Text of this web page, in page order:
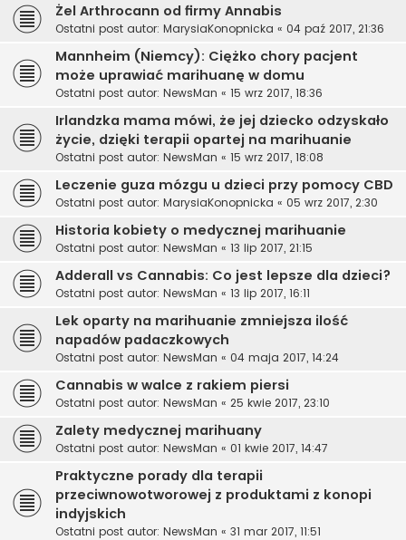
Żel Arthrocann od firmy Annabis
Ostatni post autor: MarysiaKonopnicka « 04 paź 2017, 21:36
Mannheim (Niemcy): Ciężko chory pacjent
może uprawiać marihuanę w domu
Ostatni post autor: NewsMan « 15 wrz 2017, 18:36
Irlandzka mama mówi, że jej dziecko odzyskało
życie, dzięki terapii opartej na marihuanie
Ostatni post autor: NewsMan « 15 wrz 2017, 18:08
Leczenie guza mózgu u dzieci przy pomocy CBD
Ostatni post autor: MarysiaKonopnicka « 05 wrz 2017, 2:30
Historia kobiety o medycznej marihuanie
Ostatni post autor: NewsMan « 13 lip 2017, 21:15
Adderall vs Cannabis: Co jest lepsze dla dzieci?
Ostatni post autor: NewsMan « 13 lip 2017, 16:11
Lek oparty na marihuanie zmniejsza ilość
napadów padaczkowych
Ostatni post autor: NewsMan « 04 maja 2017, 14:24
Cannabis w walce z rakiem piersi
Ostatni post autor: NewsMan « 25 kwie 2017, 23:10
Zalety medycznej marihuany
Ostatni post autor: NewsMan « 01 kwie 2017, 14:47
Praktyczne porady dla terapii
przeciwnowotworowej z produktami z konopi
indyjskich
Ostatni post autor: NewsMan « 31 mar 2017, 11:51